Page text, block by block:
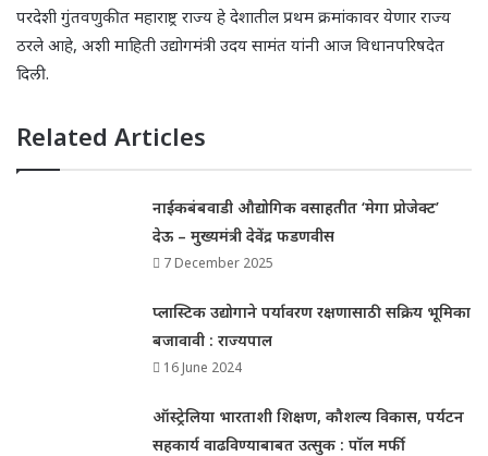
परदेशी गुंतवणुकीत महाराष्ट्र राज्य हे देशातील प्रथम क्रमांकावर येणार राज्य
ठरले आहे, अशी माहिती उद्योगमंत्री उदय सामंत यांनी आज विधानपरिषदेत
दिली.
Related Articles
नाईकबंबवाडी औद्योगिक वसाहतीत ‘मेगा प्रोजेक्ट’
देऊ – मुख्यमंत्री देवेंद्र फडणवीस
7 December 2025
प्लास्टिक उद्योगाने पर्यावरण रक्षणासाठी सक्रिय भूमिका
बजावावी : राज्यपाल
16 June 2024
ऑस्ट्रेलिया भारताशी शिक्षण, कौशल्य विकास, पर्यटन
सहकार्य वाढविण्याबाबत उत्सुक : पॉल मर्फी